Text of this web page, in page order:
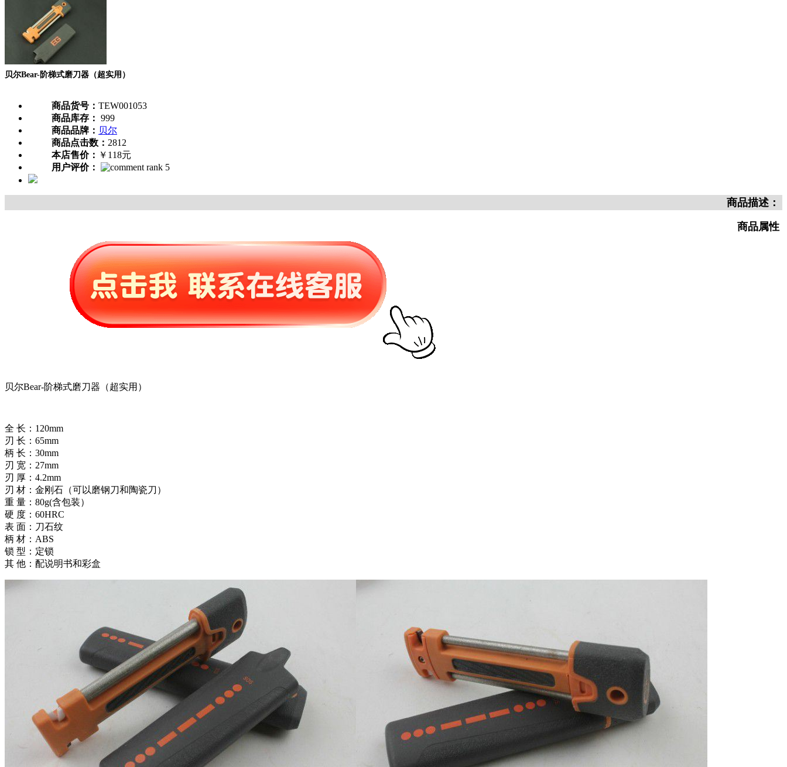
贝尔Bear-阶梯式磨刀器（超实用）
商品货号： TEW001053
商品库存： 999
商品品牌： 贝尔
商品点击数： 2812
本店售价： ￥118元
用户评价：
商品描述：
商品属性
贝尔Bear-阶梯式磨刀器（超实用）
全 长：120mm
刃 长：65mm
柄 长：30mm
刃 宽：27mm
刃 厚：4.2mm
刃 材：金刚石（可以磨钢刀和陶瓷刀）
重 量：80g(含包装）
硬 度：60HRC
表 面：刀石纹
柄 材：ABS
锁 型：定锁
其 他：配说明书和彩盒